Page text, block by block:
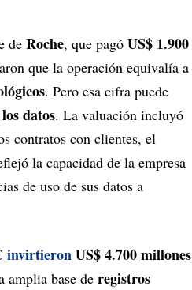
de Roche, que pagó US$ 1.900
que la operación equivalía a
. Pero esa cifra puede
datos. La valuación incluyó
contratos con clientes, el
la capacidad de la empresa
de uso de sus datos a
invirtieronUS$ 4.700 millones
amplia base de registros